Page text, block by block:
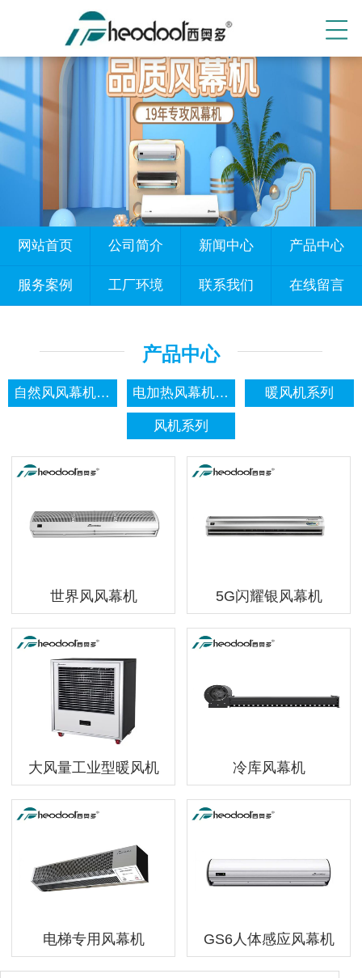
网站首页 公司简介 新闻中心 产品中心
服务案例 工厂环境 联系我们 在线留言
产品中心
自然风风幕机系列 电加热风幕机系列 暖风机系列
风机系列
世界风风幕机 5G闪耀银风幕机
大风量工业型暖风机 冷库风幕机
电梯专用风幕机 GS6人体感应风幕机